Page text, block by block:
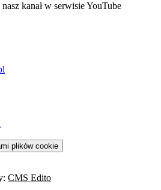
się w nowej karcie
kanał w serwisie YouTube
plików cookie
CMS Edito